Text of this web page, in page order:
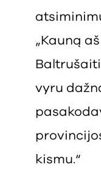
„Kauną
vyru
kismu.“